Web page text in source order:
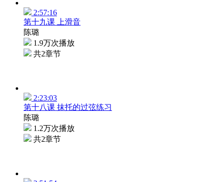
2:57:16
第十九课 上滑音
陈璐
1.9万次播放
共2章节
2:23:03
第十八课 抹托的过弦练习
陈璐
1.2万次播放
共2章节